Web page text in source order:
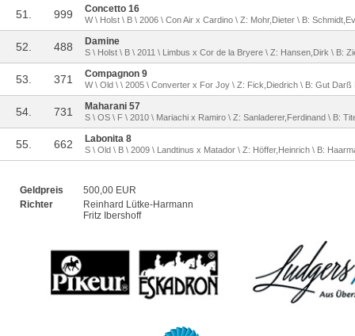
51. 999 Concetto 16
W \ Holst \ B \ 2006 \ Con Air x Cardino \ Z: Mohr,Dieter \ B:
52. 488 Damine
S \ Holst \ B \ 2011 \ Limbus x Cor de la Bryere \ Z: Hansen,Dirk \ B:
53. 371 Compagnon 9
W \ Old \ \ 2005 \ Converter x For Joy \ Z: Fick,Diedrich \ B: Gut Darß
54. 731 Maharani 57
S \ OS \ F \ 2010 \ Mariachi x Ramiro \ Z: Sanladerer,Ferdinand \ B:
55. 662 Labonita 8
S \ Old \ B \ 2009 \ Landtinus x Matador \ Z: Höffer,Heinrich \ B:
Geldpreis
500,00 EUR
Richter
Reinhard Lütke-Harmann
Fritz Ibershoff